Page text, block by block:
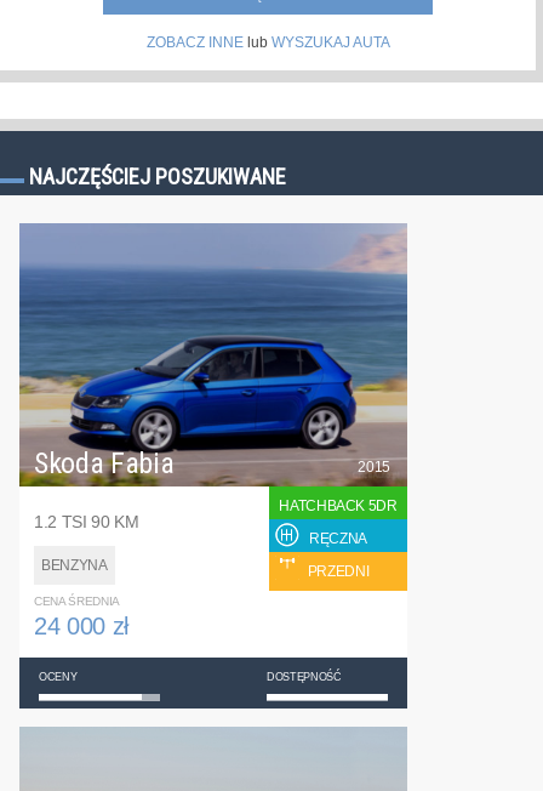
ZOBACZ INNElub WYSZUKAJ AUTA
NAJCZĘŚCIEJ POSZUKIWANE
Skoda Fabia
1.2 TSI 90 KM
BENZYNA
2015
HATCHBACK 5DR
RĘCZNA
PRZEDNI
CENA ŚREDNIA
24 000 zł
OCENY DOSTĘPNOŚĆ